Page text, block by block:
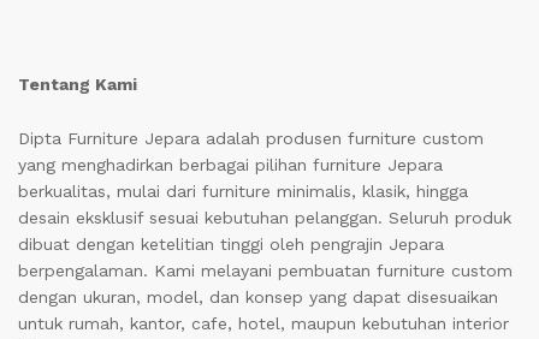
Tentang Kami
Dipta Furniture Jepara adalah produsen furniture custom
yang menghadirkan berbagai pilihan furniture Jepara
berkualitas, mulai dari furniture minimalis, klasik, hingga
desain eksklusif sesuai kebutuhan pelanggan. Seluruh produk
dibuat dengan ketelitian tinggi oleh pengrajin Jepara
berpengalaman. Kami melayani pembuatan furniture custom
dengan ukuran, model, dan konsep yang dapat disesuaikan
untuk rumah, kantor, cafe, hotel, maupun kebutuhan interior